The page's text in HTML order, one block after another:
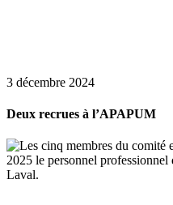
3 décembre 2024
Deux recrues à l’APAPUM